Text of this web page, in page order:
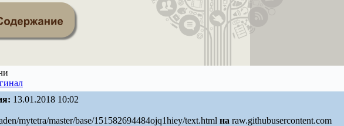
13.01.2018 10:02
mytetra/master/base/151582694484ojq1hiey/text.html на raw.githubusercontent.com